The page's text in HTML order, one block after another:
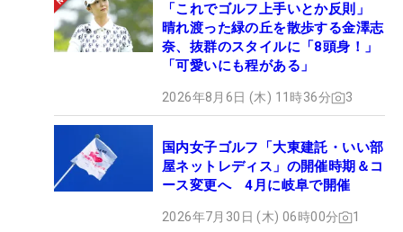
「これでゴルフ上手いとか反則」
晴れ渡った緑の丘を散歩する金澤志
奈、抜群のスタイルに「8頭身！」
「可愛いにも程がある」
2026年8月6日 (木) 11時36分 3
国内女子ゴルフ「大東建託・いい部
屋ネットレディス」の開催時期＆コ
ース変更へ 4月に岐阜で開催
2026年7月30日 (木) 06時00分 1